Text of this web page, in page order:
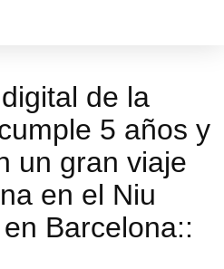
de la
5 años y
un gran viaje
en el Niu
Barcelona::